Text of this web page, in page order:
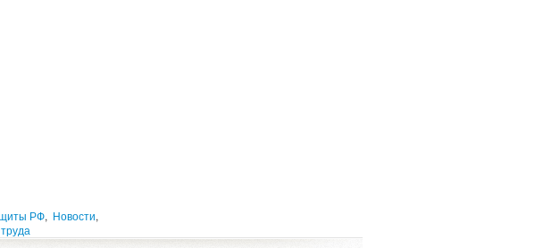
РФ, Новости,